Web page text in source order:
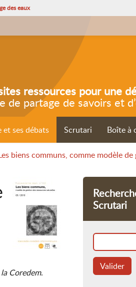
ressources pour une
de partage de savoirs et
et ses débats Scrutari Boîte à
biens communs, comme modèle
Coredem.
Scrutari
Valider
des eaux